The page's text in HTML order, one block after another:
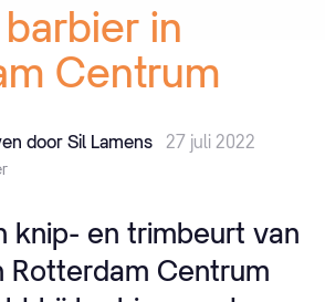
barbier in
Centrum
door Sil Lamens 27 juli 2022
knip- en trimbeurt van
Rotterdam Centrum